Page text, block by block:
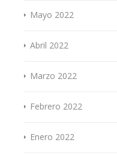
Mayo 2022
Abril 2022
Marzo 2022
Febrero 2022
Enero 2022